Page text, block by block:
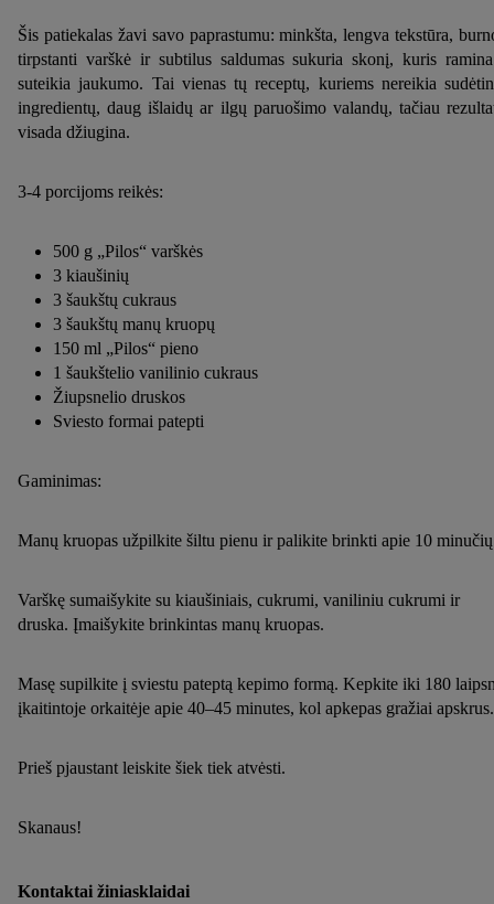
Šis patiekalas žavi savo paprastumu: minkšta, lengva tekstūra,
tirpstanti varškė ir subtilus saldumas sukuria skonį, kuris
suteikia jaukumo. Tai vienas tų receptų, kuriems nereikia
ingredientų, daug išlaidų ar ilgų paruošimo valandų, tačiau
visada džiugina.
3-4 porcijoms reikės:
500 g „Pilos“ varškės
3 kiaušinių
3 šaukštų cukraus
3 šaukštų manų kruopų
150 ml „Pilos“ pieno
1 šaukštelio vanilinio cukraus
Žiupsnelio druskos
Sviesto formai patepti
Gaminimas:
Manų kruopas užpilkite šiltu pienu ir palikite brinkti apie 10
Varškę sumaišykite su kiaušiniais, cukrumi, vaniliniu cukrumi ir
druska. Įmaišykite brinkintas manų kruopas.
Masę supilkite į sviestu pateptą kepimo formą. Kepkite iki 180
įkaitintoje orkaitėje apie 40–45 minutes, kol apkepas gražiai
Prieš pjaustant leiskite šiek tiek atvėsti.
Skanaus!
Kontaktai žiniasklaidai